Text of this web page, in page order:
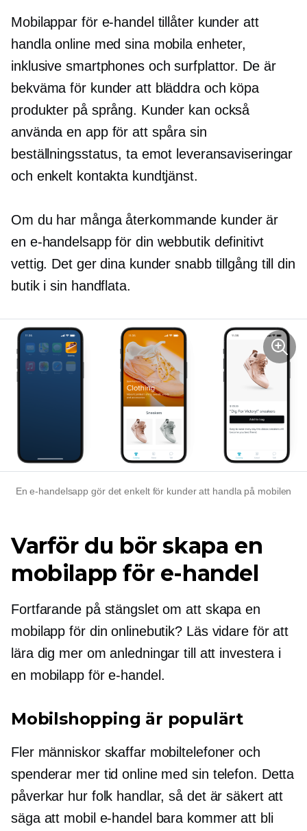
Mobilappar för e-handel tillåter kunder att
handla online med sina mobila enheter,
inklusive smartphones och surfplattor. De är
bekväma för kunder att bläddra och köpa
produkter på språng. Kunder kan också
använda en app för att spåra sin
beställningsstatus, ta emot leveransaviseringar
och enkelt kontakta kundtjänst.
Om du har många återkommande kunder är
en e-handelsapp för din webbutik definitivt
vettig. Det ger dina kunder snabb tillgång till din
butik i sin handflata.
En e-handelsapp gör det enkelt för kunder att handla på mobilen
Varför du bör skapa en
mobilapp för e-handel
Fortfarande på stängslet om att skapa en
mobilapp för din onlinebutik? Läs vidare för att
lära dig mer om anledningar till att investera i
en mobilapp för e-handel.
Mobilshopping är populärt
Fler människor skaffar mobiltelefoner och
spenderar mer tid online med sin telefon. Detta
påverkar hur folk handlar, så det är säkert att
säga att mobil e-handel bara kommer att bli